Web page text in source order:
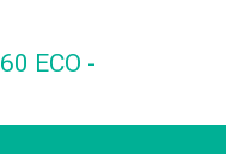
ECO -